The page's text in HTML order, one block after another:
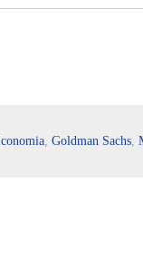
, Goldman Sachs,